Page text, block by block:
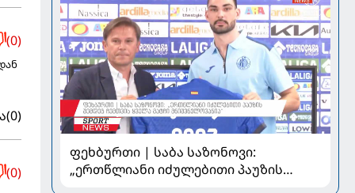
(0)
(0)
(0)
ფეხბურთი | საბა საზონოვი:
„ერთწლიანი იძულებითი პაუზის